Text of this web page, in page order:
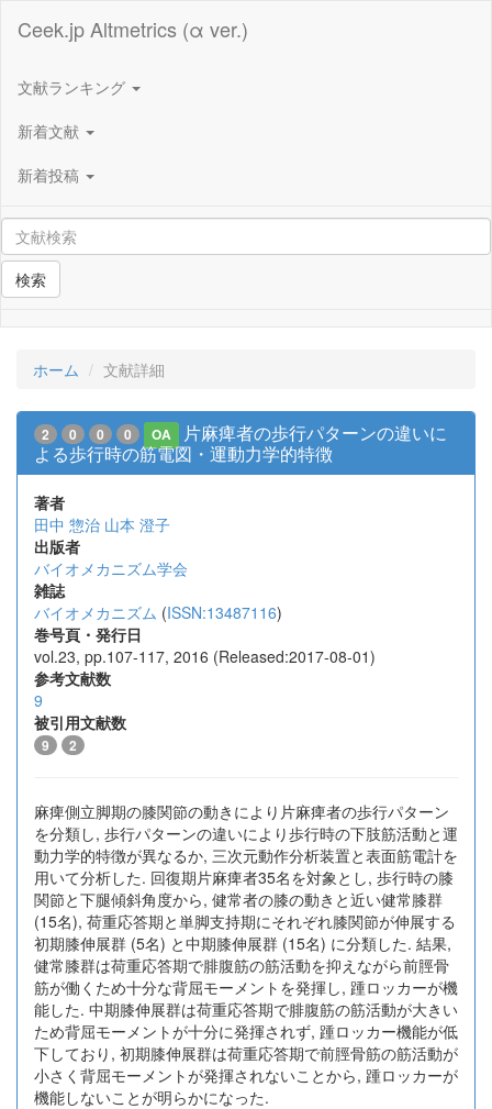
Ceek.jp Altmetrics (α ver.)
文献ランキング
新着文献
新着投稿
検索
ホーム 文献詳細
2 0 0 0 OA
片麻痺者の歩行パターンの違いに
よる歩行時の筋電図・運動力学的特徴
著者
田中 惣治 山本 澄子
出版者
バイオメカニズム学会
雑誌
バイオメカニズム (ISSN:13487116)
巻号頁・発行日
vol.23, pp.107-117, 2016 (Released:2017-08-01)
参考文献数
9
被引用文献数
9 2
麻痺側立脚期の膝関節の動きにより片麻痺者の歩行パターン
を分類し, 歩行パターンの違いにより歩行時の下肢筋活動と運
動力学的特徴が異なるか, 三次元動作分析装置と表面筋電計を
用いて分析した. 回復期片麻痺者35名を対象とし, 歩行時の膝
関節と下腿傾斜角度から, 健常者の膝の動きと近い健常膝群
(15名), 荷重応答期と単脚支持期にそれぞれ膝関節が伸展する
初期膝伸展群 (5名) と中期膝伸展群 (15名) に分類した. 結果,
健常膝群は荷重応答期で腓腹筋の筋活動を抑えながら前脛骨
筋が働くため十分な背屈モーメントを発揮し, 踵ロッカーが機
能した. 中期膝伸展群は荷重応答期で腓腹筋の筋活動が大きい
ため背屈モーメントが十分に発揮されず, 踵ロッカー機能が低
下しており, 初期膝伸展群は荷重応答期で前脛骨筋の筋活動が
小さく背屈モーメントが発揮されないことから, 踵ロッカーが
機能しないことが明らかになった.